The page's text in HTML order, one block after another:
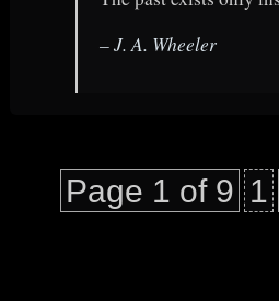
– J. A. Wheeler
Page 1 of 9 1